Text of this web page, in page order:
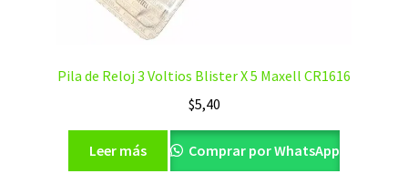
Pila de Reloj 3 Voltios Blister X 5 Maxell CR1616
$5,40
Leer más Comprar por WhatsApp